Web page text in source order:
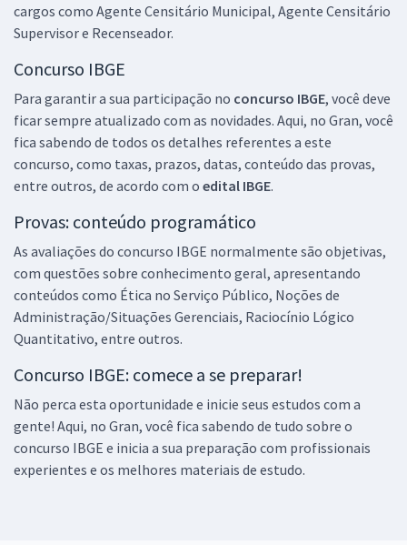
Comprar
IBGE - Instituto Brasileiro de Geografia e Estatística (Temporário) -
Agente Censitário Regional (ACR) - Pós-edital
R$ 118,80à vista
ou 12x de R$9,90
Economize R$ 29,70 (-20%)
Comprar
IBGE - Instituto Brasileiro de Geografia e Estatística - Supervisor de
Pesquisas por Telefone - Área de Conhecimento: Gestão
R$ 367,92
ou 12x deR$30,66
Comprar
cargos como Agente Censitário Municipal, Agente Censitário
Supervisor e Recenseador.
Concurso IBGE
Para garantir a sua participação no concurso IBGE, você deve
ficar sempre atualizado com as novidades. Aqui, no Gran, você
fica sabendo de todos os detalhes referentes a este
concurso, como taxas, prazos, datas, conteúdo das provas,
entre outros, de acordo com o edital IBGE.
Provas: conteúdo programático
As avaliações do concurso IBGE normalmente são objetivas,
com questões sobre conhecimento geral, apresentando
conteúdos como Ética no Serviço Público, Noções de
Administração/Situações Gerenciais, Raciocínio Lógico
Quantitativo, entre outros.
Concurso IBGE: comece a se preparar!
Não perca esta oportunidade e inicie seus estudos com a
gente! Aqui, no Gran, você fica sabendo de tudo sobre o
concurso IBGE e inicia a sua preparação com profissionais
experientes e os melhores materiais de estudo.